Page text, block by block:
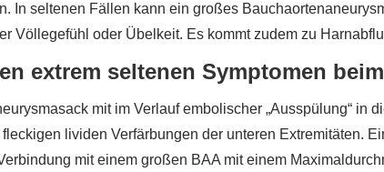
In seltenen Fällen kann ein großes
Völlegefühl oder Übelkeit. Es kommt zudem zu
extrem seltenen Symptomen
mit im Verlauf embolischer „Ausspülung“ in
lividen Verfärbungen der unteren Extremitäten.
mit einem großen BAA mit einem